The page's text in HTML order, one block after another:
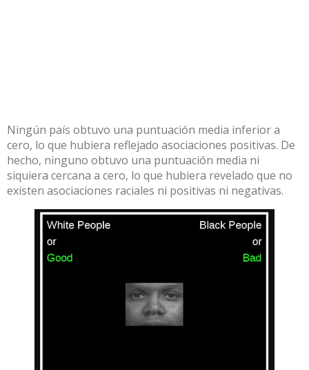
Ningún país obtuvo una puntuación media inferior a
cero, lo que hubiera reflejado asociaciones positivas. De
hecho, ninguno obtuvo una puntuación media ni
siquiera cercana a cero, lo que hubiera revelado que no
existen asociaciones raciales ni positivas ni negativas.